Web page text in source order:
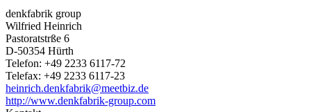
denkfabrik group
Wilfried Heinrich
Pastoratstrße 6
D-50354 Hürth
Telefon: +49 2233 6117-72
Telefax: +49 2233 6117-23
heinrich.denkfabrik@meetbiz.de
http://www.denkfabrik-group.com